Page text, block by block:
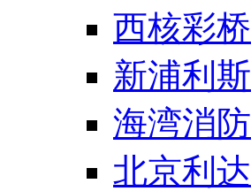
西核彩桥
新浦利斯
海湾消防
北京利达